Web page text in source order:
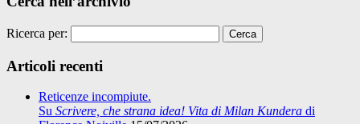
Ricerca per:
Articoli recenti
Reticenze incompiute.
Su Scrivere, che strana idea! Vita di Milan Kundera di